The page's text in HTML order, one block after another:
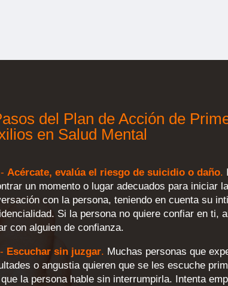
del Plan de Acción de
en Salud Mental
Acércate, evalúa el riesgo de suicidio o daño.
un momento o lugar adecuados para iniciar la
con la persona, teniendo en cuenta su
Si la persona no quiere confiar en ti,
con alguien de confianza.
- Escuchar sin juzgar. Muchas personas que
o angustia quieren que se les escuche
la persona hable sin interrumpirla. Intenta